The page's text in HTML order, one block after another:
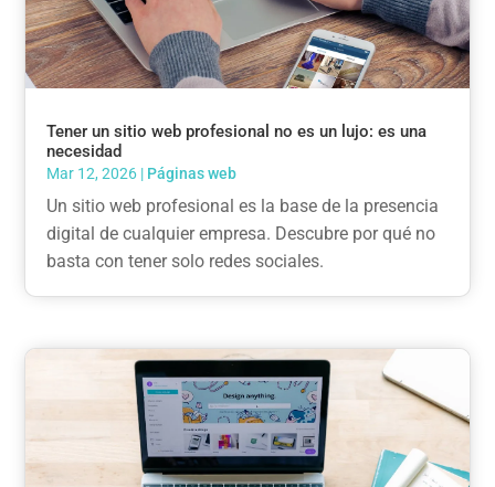
Tener un sitio web profesional no es un lujo: es una
necesidad
Mar 12, 2026 | Páginas web
Un sitio web profesional es la base de la presencia
digital de cualquier empresa. Descubre por qué no
basta con tener solo redes sociales.